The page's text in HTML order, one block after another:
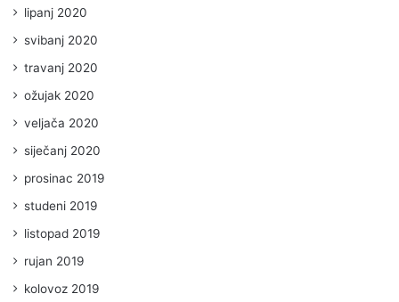
lipanj 2020
svibanj 2020
travanj 2020
ožujak 2020
veljača 2020
siječanj 2020
prosinac 2019
studeni 2019
listopad 2019
rujan 2019
kolovoz 2019